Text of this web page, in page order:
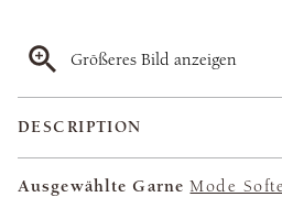
Größeres Bild anzeigen
DESCRIPTION
Ausgewählte Garne Mode